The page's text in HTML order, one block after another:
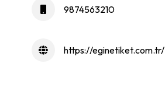
9874563210
https://eginetiket.com.tr/